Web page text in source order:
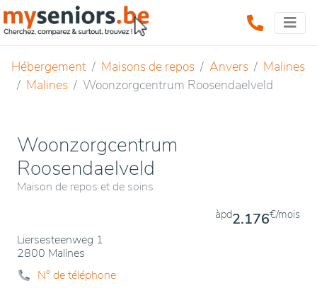
Hébergement Maisons de repos Anvers
Malines
Malines
Woonzorgcentrum Roosendaelveld
Woonzorgcentrum
Roosendaelveld
Maison de repos et de soins
Liersesteenweg 1
2800 Malines
àpd2.176€/mois
N° de téléphone